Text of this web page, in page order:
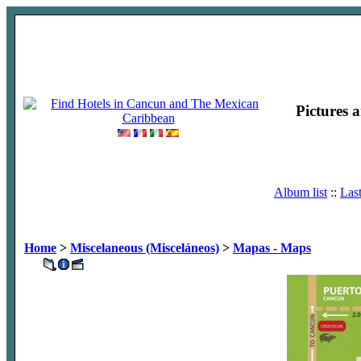
Pictures
Album list ::
Home > Miscelaneous (Misceláneos) > Mapas - Maps